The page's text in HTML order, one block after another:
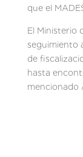
que el
El Ministerio
seguimiento
de
hasta
mencionado